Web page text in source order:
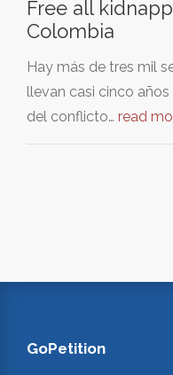
Free all
Colombia
Hay más de tres mil
llevan casi cinco
del conflicto… read
GoPetition